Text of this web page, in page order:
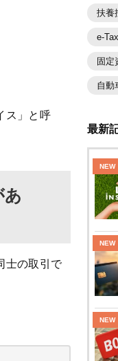
ス」と呼
あ
士の取引で
扶養
e-Tax
固定
自動
最新